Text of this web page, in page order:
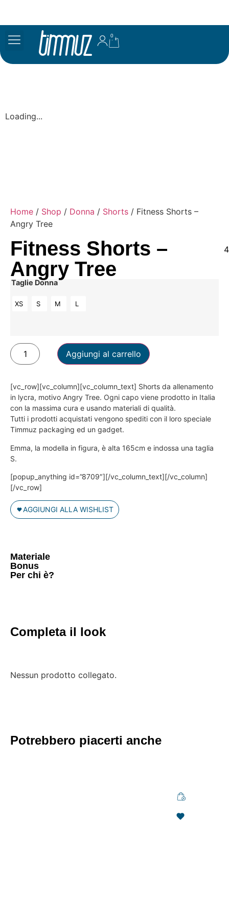
0
Loading...
Home / Shop / Donna / Shorts / Fitness Shorts –
Angry Tree
Fitness Shorts –
Angry Tree
Taglie Donna
XS S M L
Aggiungi al carrello
[vc_row][vc_column][vc_column_text] Shorts da allenamento
in lycra, motivo Angry Tree. Ogni capo viene prodotto in Italia
con la massima cura e usando materiali di qualità.
Tutti i prodotti acquistati vengono spediti con il loro speciale
Timmuz packaging ed un gadget.
Emma, la modella in figura, è alta 165cm e indossa una taglia
S.
[popup_anything id=”8709″][/vc_column_text][/vc_column]
[/vc_row]
AGGIUNGI ALLA WISHLIST
Materiale
Bonus
Per chi è?
Completa il look
Nessun prodotto collegato.
Potrebbero piacerti anche